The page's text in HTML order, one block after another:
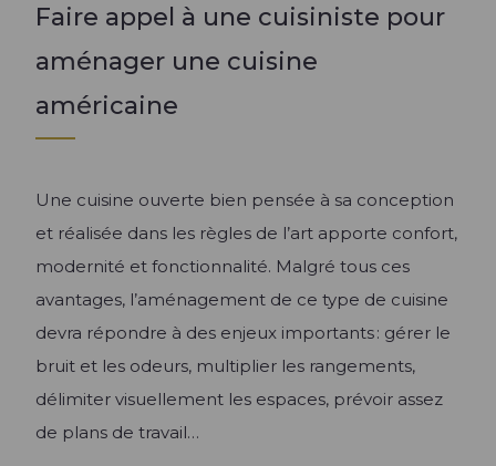
Faire appel à une cuisiniste pour
aménager une cuisine
américaine
Une cuisine ouverte bien pensée à sa conception
et réalisée dans les règles de l’art apporte confort,
modernité et fonctionnalité. Malgré tous ces
avantages, l’aménagement de ce type de cuisine
devra répondre à des enjeux importants : gérer le
bruit et les odeurs, multiplier les rangements,
délimiter visuellement les espaces, prévoir assez
de plans de travail…